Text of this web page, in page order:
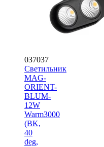
037037
Светильник
MAG-
ORIENT-
BLUM-
12W
Warm3000
(BK,
40
deg,